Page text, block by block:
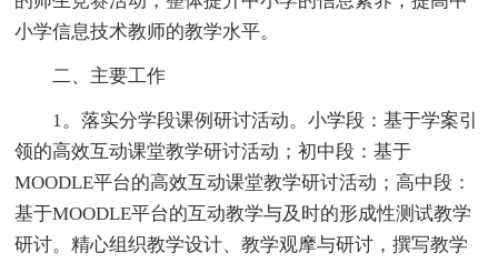
小学信息技术教师的教学水平。
二、主要工作
1。落实分学段课例研讨活动。小学段：基于学案引
领的高效互动课堂教学研讨活动；初中段：基于
MOODLE平台的高效互动课堂教学研讨活动；高中段：
基于MOODLE平台的互动教学与及时的形成性测试教学
研讨。精心组织教学设计、教学观摩与研讨，撰写教学